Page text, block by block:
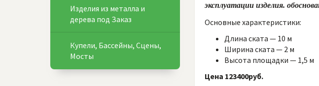
эксплуатации изделия.
Основные характеристики:
Длина ската — 10 м
Ширина ската — 2 м
Высота площадки — 1,5 м
Цена 123400руб.
Изделия из металла и
дерева под Заказ
Купели, Бассейны, Сцены,
Мосты